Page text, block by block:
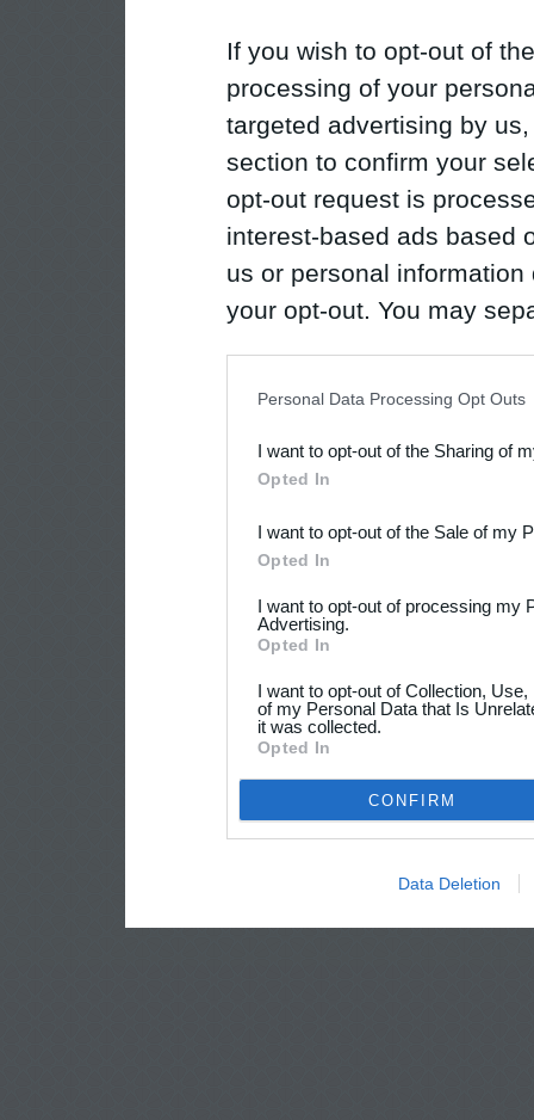
If you wish to opt-out of
processing of your
targeted advertising by
section to confirm your
opt-out request is
interest-based ads based
us or personal
your opt-out. You may
Downstream Participants
third parties.
Personal Data Processing Opt Outs
I want to opt-out of the Sharing of
Opted In
I want to opt-out of the Sale of my
Opted In
I want to opt-out of processing my
Advertising.
Opted In
I want to opt-out of Collection,
of my Personal Data that Is
it was collected.
Opted In
CONFIRM
Data Deletion